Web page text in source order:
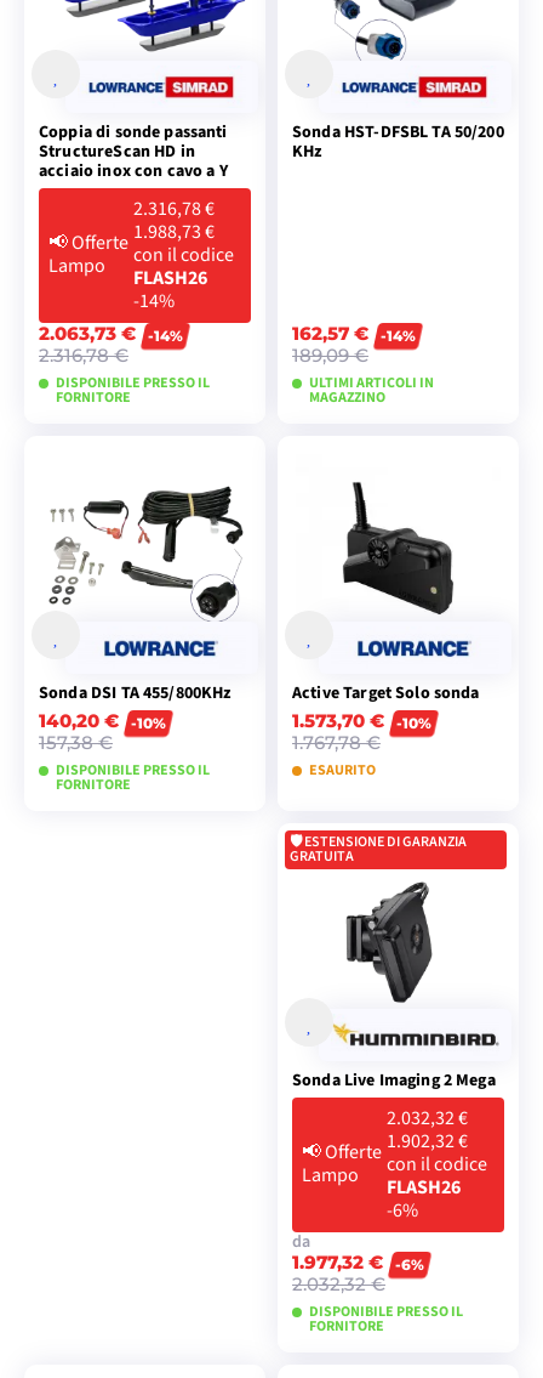
Coppia di sonde passanti
StructureScan HD in
acciaio inox con cavo a Y
📢Offerte
Lampo
2.316,78 €
1.988,73 €
con il codice
FLASH26
-14%
2.063,73 €
2.316,78 €
-14%
DISPONIBILE PRESSO IL
FORNITORE
CARRELLO
Sonda HST-DFSBL TA 50/200
KHz
162,57 €
189,09 €
-14%
ULTIMI ARTICOLI IN
MAGAZZINO
CARRELLO
Sonda DSI TA 455/800KHz
140,20 €
157,38 €
-10%
DISPONIBILE PRESSO IL
FORNITORE
Active Target Solo sonda
1.573,70 €
1.767,78 €
-10%
ESAURITO
AGGIUNGI AL
CARRELLO
ESTENSIONE DI GARANZIA
GRATUITA
Sonda Live Imaging 2 Mega
📢Offerte
Lampo
2.032,32 €
1.902,32 €
con il codice
FLASH26
-6%
da
1.977,32 €
2.032,32 €
-6%
DISPONIBILE PRESSO IL
FORNITORE